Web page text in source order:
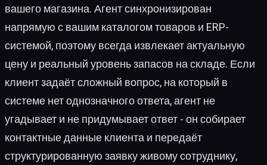
вашего магазина. Агент синхронизирован
напрямую с вашим каталогом товаров и ERP-
системой, поэтому всегда извлекает актуальную
цену и реальный уровень запасов на складе. Если
клиент задаёт сложный вопрос, на который в
системе нет однозначного ответа, агент не
угадывает и не придумывает ответ - он собирает
контактные данные клиента и передаёт
структурированную заявку живому сотруднику,